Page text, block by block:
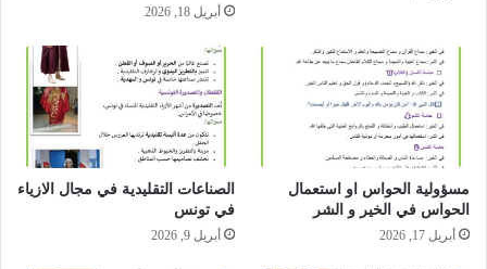
أبريل 18, 2026
مسؤولية الحواس او استعمال
الحواس في الخير و الشر
أبريل 17, 2026
الصناعات التقليدية في مجال الازياء
في تونس
أبريل 9, 2026